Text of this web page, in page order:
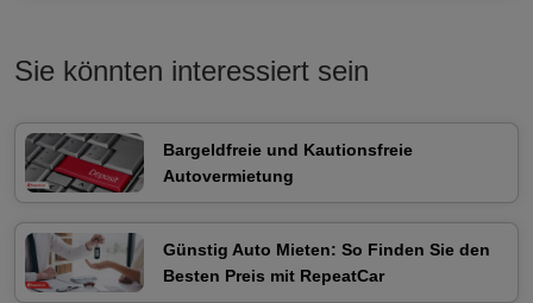
Sie könnten interessiert sein
Bargeldfreie und Kautionsfreie
Autovermietung
Günstig Auto Mieten: So Finden Sie den
Besten Preis mit RepeatCar